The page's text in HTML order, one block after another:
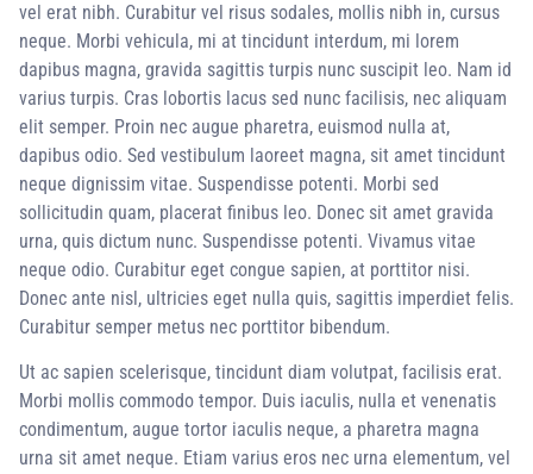
vel erat nibh. Curabitur vel risus sodales, mollis nibh in, cursus
neque. Morbi vehicula, mi at tincidunt interdum, mi lorem
dapibus magna, gravida sagittis turpis nunc suscipit leo. Nam id
varius turpis. Cras lobortis lacus sed nunc facilisis, nec aliquam
elit semper. Proin nec augue pharetra, euismod nulla at,
dapibus odio. Sed vestibulum laoreet magna, sit amet tincidunt
neque dignissim vitae. Suspendisse potenti. Morbi sed
sollicitudin quam, placerat finibus leo. Donec sit amet gravida
urna, quis dictum nunc. Suspendisse potenti. Vivamus vitae
neque odio. Curabitur eget congue sapien, at porttitor nisi.
Donec ante nisl, ultricies eget nulla quis, sagittis imperdiet felis.
Curabitur semper metus nec porttitor bibendum.
Ut ac sapien scelerisque, tincidunt diam volutpat, facilisis erat.
Morbi mollis commodo tempor. Duis iaculis, nulla et venenatis
condimentum, augue tortor iaculis neque, a pharetra magna
urna sit amet neque. Etiam varius eros nec urna elementum, vel